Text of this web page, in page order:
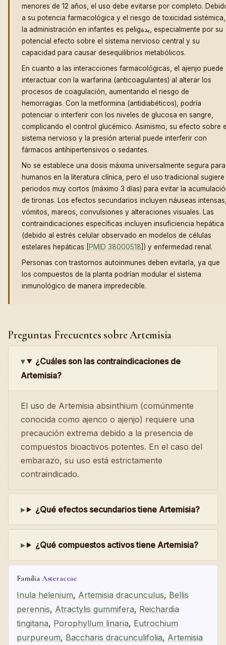
menores de 12 años, el uso debe evitarse por completo.
a su potencia farmacológica y el riesgo de toxicidad sistémica,
la administración en infantes es peligيدة, especialmente por su
potencial efecto sobre el sistema nervioso central y su
capacidad para causar desequilibrios metabólicos.
En cuanto a las interacciones farmacológicas, el ajenjo puede
interactuar con la warfarina (anticoagulantes) al alterar los
procesos de coagulación, aumentando el riesgo de
hemorragias. Con la metformina (antidiabéticos), podría
potenciar o interferir con los niveles de glucosa en sangre,
complicando el control glucémico. Asimismo, su efecto sobre
sistema nervioso y la presión arterial puede interferir con
fármacos antihipertensivos o sedantes.
No se establece una dosis máxima universalmente segura para
humanos en la literatura clínica, pero el uso tradicional sugiere
periodos muy cortos (máximo 3 días) para evitar la
de tironas. Los efectos secundarios incluyen náuseas
vómitos, mareos, convulsiones y alteraciones visuales. Las
contraindicaciones específicas incluyen insuficiencia hepática
(debido al estrés celular observado en modelos de células
estelares hepáticas [PMID 38000518]) y enfermedad renal.
Personas con trastornos autoinmunes deben evitarla, ya que
los compuestos de la planta podrían modular el sistema
inmunológico de manera impredecible.
Preguntas Frecuentes sobre Artemisia
¿Cuáles son las contraindicaciones de
Artemisia?
El uso de Artemisia absinthium (comúnmente
conocida como ajenco o ajenjo) requiere una
precaución extrema debido a la presencia de
compuestos bioactivos potentes. En el caso del
embarazo, su uso está estrictamente
contraindicado.
¿Qué efectos secundarios tiene Artemisia?
¿Qué compuestos activos tiene Artemisia?
Familia Asteraceae
Inula helenium, Artemisia dracunculus, Bellis
perennis, Atractylis gummifera, Reichardia
tingitana, Porophyllum linaria, Eutrochium
purpureum, Baccharis dracunculifolia, Artemisia